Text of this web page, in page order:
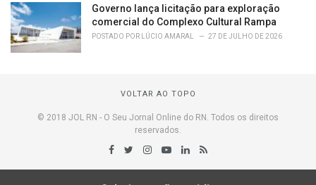
Governo lança licitação para exploração
comercial do Complexo Cultural Rampa
POSTADO POR LÚCIO AMARAL 27 DE JULHO DE 2026
VOLTAR AO TOPO
© 2018 JOL RN - O Seu Jornal Online do RN. Todos os direitos
reservados.